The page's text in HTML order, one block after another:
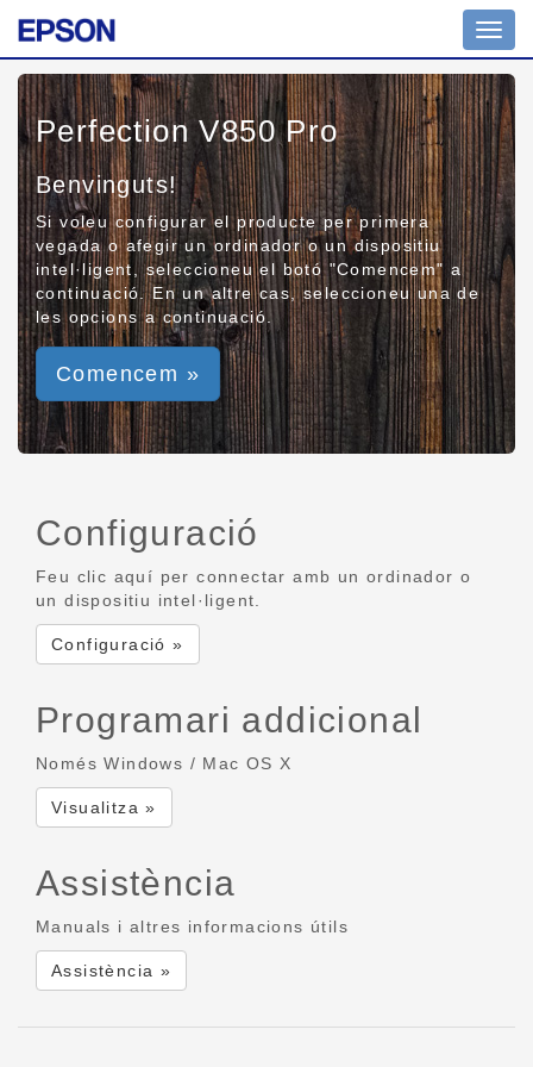
Perfection V850 Pro
Benvinguts!
Si voleu configurar el producte per primera
vegada o afegir un ordinador o un dispositiu
intel·ligent, seleccioneu el botó "Comencem" a
continuació. En un altre cas, seleccioneu una de
les opcions a continuació.
Comencem »
Configuració
Feu clic aquí per connectar amb un ordinador o
un dispositiu intel·ligent.
Configuració »
Programari addicional
Només Windows / Mac OS X
Visualitza »
Assistència
Manuals i altres informacions útils
Assistència »